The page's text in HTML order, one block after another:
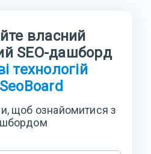
власний
SEO-дашборд
технологій
щоб ознайомитися з